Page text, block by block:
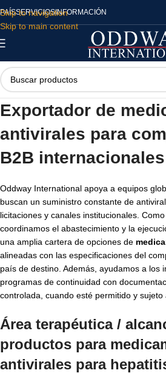
Skip to navigation
Skip to main content
PAÍSSERVICIOSINFORMACIÓN
Exportador de
antivirales para
B2B internacionales
Oddway International apoya a equipos
buscan un suministro constante de
licitaciones y canales institucionales.
coordinamos el abastecimiento y la
una amplia cartera de opciones de
alineadas con las especificaciones del
país de destino. Además, ayudamos a los
programas de continuidad con
controlada, cuando esté permitido y sujeto
Área terapéutica /
productos para
antivirales para